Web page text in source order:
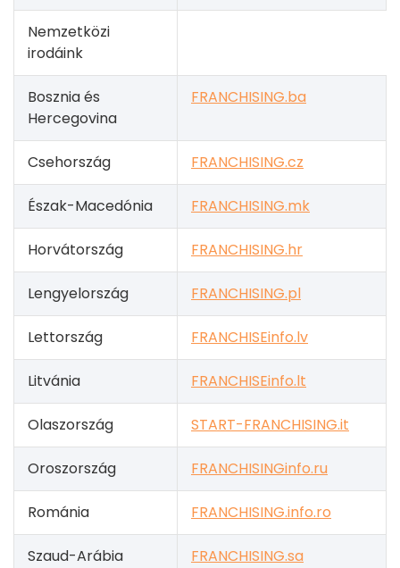
Nemzetközi
irodáink
Bosznia és
Hercegovina
FRANCHISING.ba
Csehország FRANCHISING.cz
Észak-Macedónia FRANCHISING.mk
Horvátország FRANCHISING.hr
Lengyelország FRANCHISING.pl
Lettország FRANCHISEinfo.lv
Litvánia FRANCHISEinfo.lt
Olaszország START-FRANCHISING.it
Oroszország FRANCHISINGinfo.ru
Románia FRANCHISING.info.ro
Szaud-Arábia FRANCHISING.sa